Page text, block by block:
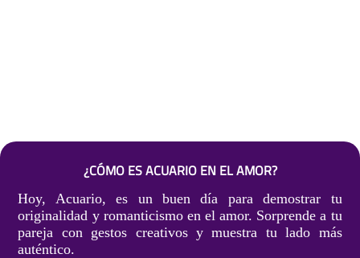
¿CÓMO ES ACUARIO EN EL AMOR?
Hoy, Acuario, es un buen día para demostrar tu
originalidad y romanticismo en el amor. Sorprende a tu
pareja con gestos creativos y muestra tu lado más
auténtico.